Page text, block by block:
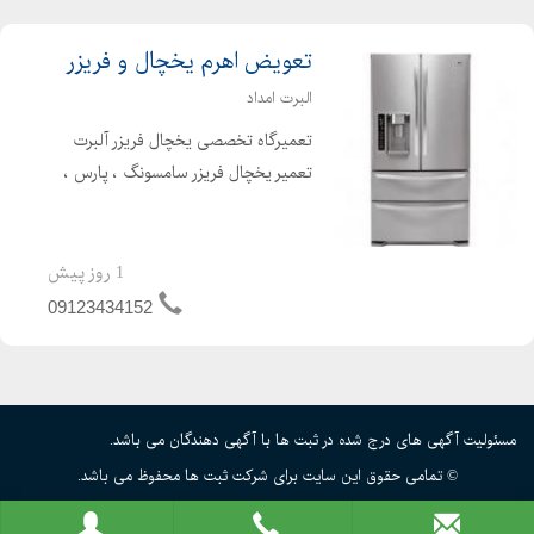
تعویض اهرم یخچال و فریزر
البرت امداد
تعمیرگاه تخصصی یخچال فریزر آلبرت
تعمیر یخچال فریزر سامسونگ ، پارس ،
ارج و. سرویس دهی و تعمیر یخچال و
فریزر در کلیه نقاط ت...
1 روز پیش
09123434152
مسئولیت آگهی های درج شده در ثبت ها با آگهی دهندگان می باشد.
© تمامی حقوق این سایت برای شرکت ثبت ها محفوظ می باشد.